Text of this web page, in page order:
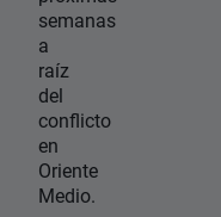
semanas
a
raíz
del
conflicto
en
Oriente
Medio.